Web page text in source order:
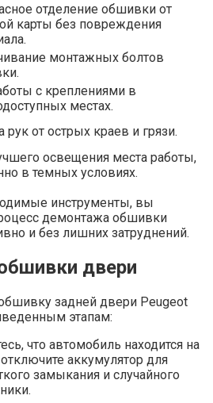
отделение обшивки от
карты без повреждения
монтажных болтов
с креплениями в
местах.
рук от острых краев и грязи.
освещения места работы,
в темных условиях.
инструменты, вы
демонтажа обшивки
и без лишних затруднений.
двери
задней двери Peugeot
этапам:
что автомобиль находится на
аккумулятор для
замыкания и случайного